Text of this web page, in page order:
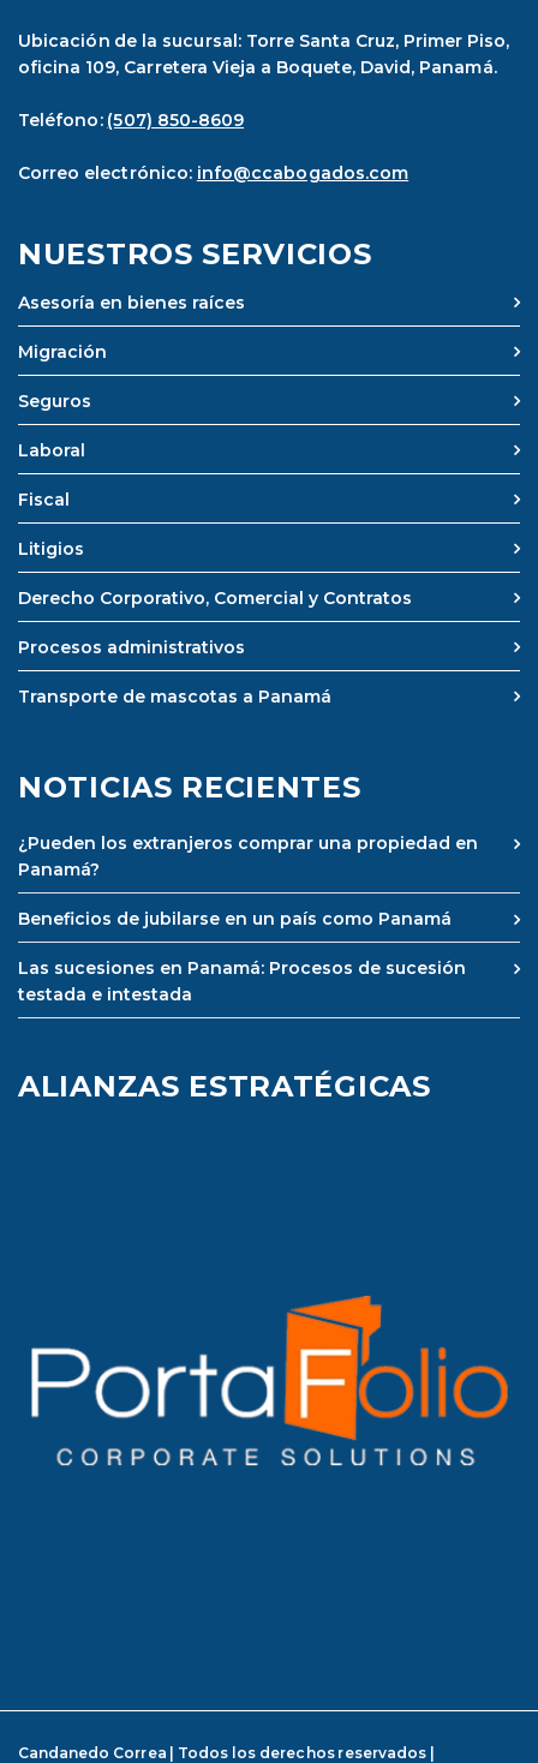
Ubicación de la sucursal: Torre Santa Cruz, Primer Piso,
oficina 109, Carretera Vieja a Boquete, David, Panamá.
Teléfono: (507) 850-8609
Correo electrónico: info@ccabogados.com
NUESTROS SERVICIOS
Asesoría en bienes raíces
Migración
Seguros
Laboral
Fiscal
Litigios
Derecho Corporativo, Comercial y Contratos
Procesos administrativos
Transporte de mascotas a Panamá
NOTICIAS RECIENTES
¿Pueden los extranjeros comprar una propiedad en
Panamá?
Beneficios de jubilarse en un país como Panamá
Las sucesiones en Panamá: Procesos de sucesión
testada e intestada
ALIANZAS ESTRATÉGICAS
Candanedo Correa | Todos los derechos reservados |